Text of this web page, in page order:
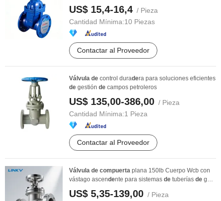
US$ 15,4-16,4 / Pieza
Cantidad Mínima:10 Piezas
Contactar al Proveedor
Válvula de control duradera para soluciones eficientes
de gestión de campos petroleros
US$ 135,00-386,00 / Pieza
Cantidad Mínima:1 Pieza
Contactar al Proveedor
Válvula de compuerta plana 150lb Cuerpo Wcb con
vástago ascendente para sistemas de tuberías de gas
US$ 5,35-139,00 / Pieza